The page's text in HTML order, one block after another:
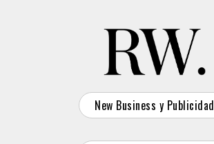
New Business y Publicidad